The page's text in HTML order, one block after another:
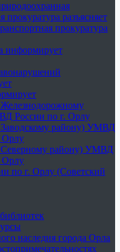
прокуратура разъясняет
прокуратура
информирует
России по г. Орлу
району) УМВД
Орлу
району) УМВД
Орлу
по г. Орлу (Советский
наследия города Орла